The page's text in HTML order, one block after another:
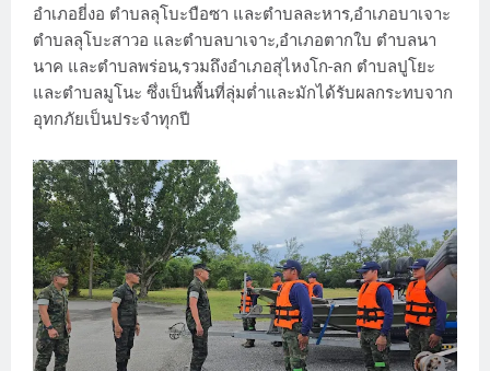
อำเภอยี่งอ ตำบลลุโบะบือซา และตำบลละหาร,อำเภอบาเจาะ
ตำบลลุโบะสาวอ และตำบลบาเจาะ,อำเภอตากใบ ตำบลนา
นาค และตำบลพร่อน,รวมถึงอำเภอสุไหงโก-ลก ตำบลปูโยะ
และตำบลมูโนะ ซึ่งเป็นพื้นที่ลุ่มต่ำและมักได้รับผลกระทบจาก
อุทกภัยเป็นประจำทุกปี